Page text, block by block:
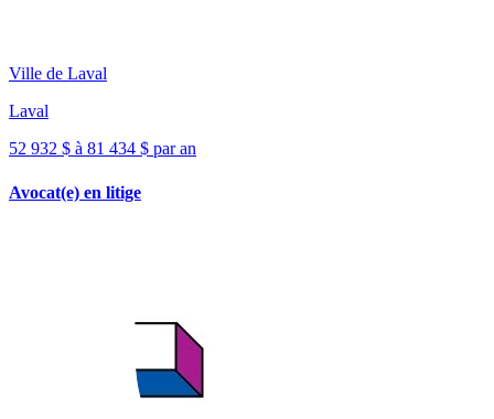
Ville de Laval
Laval
52 932 $ à 81 434 $ par an
Avocat(e) en litige